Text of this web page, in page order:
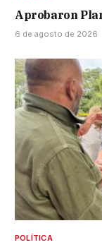
Aprobaron
6 de agosto de 2026
POLÍTICA